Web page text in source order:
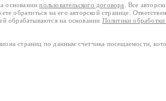
основаниипользовательского договора
. Все
обратиться на его авторской странице.
обрабатываются на основании Политики
страниц по данным счетчика посещаемости,